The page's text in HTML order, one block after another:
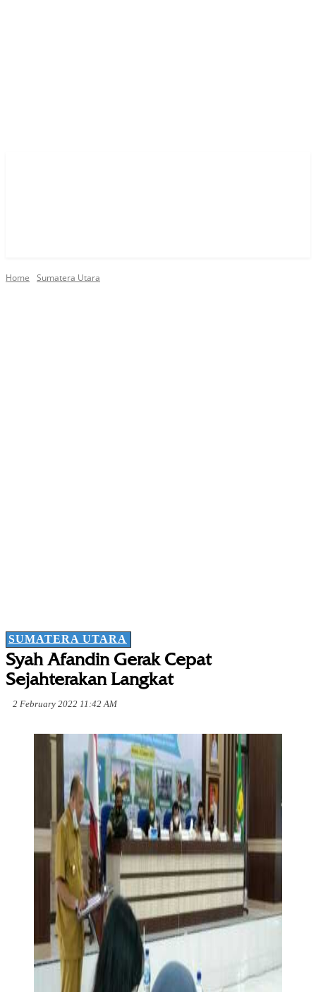
Home Sumatera Utara
SUMATERA UTARA
Syah Afandin Gerak Cepat
Sejahterakan Langkat
2 February 2022 11:42 AM